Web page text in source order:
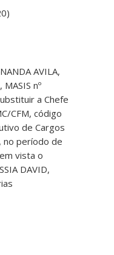
AVILA,
nº
a Chefe
CFM, código
de Cargos
no período de
vista o
DAVID,